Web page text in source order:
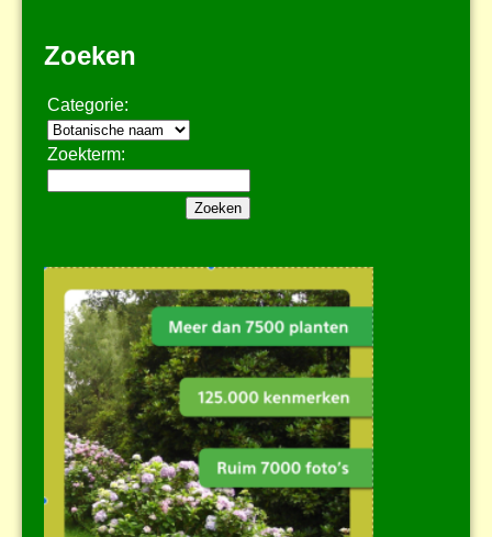
Zoeken
Categorie:
Zoekterm: